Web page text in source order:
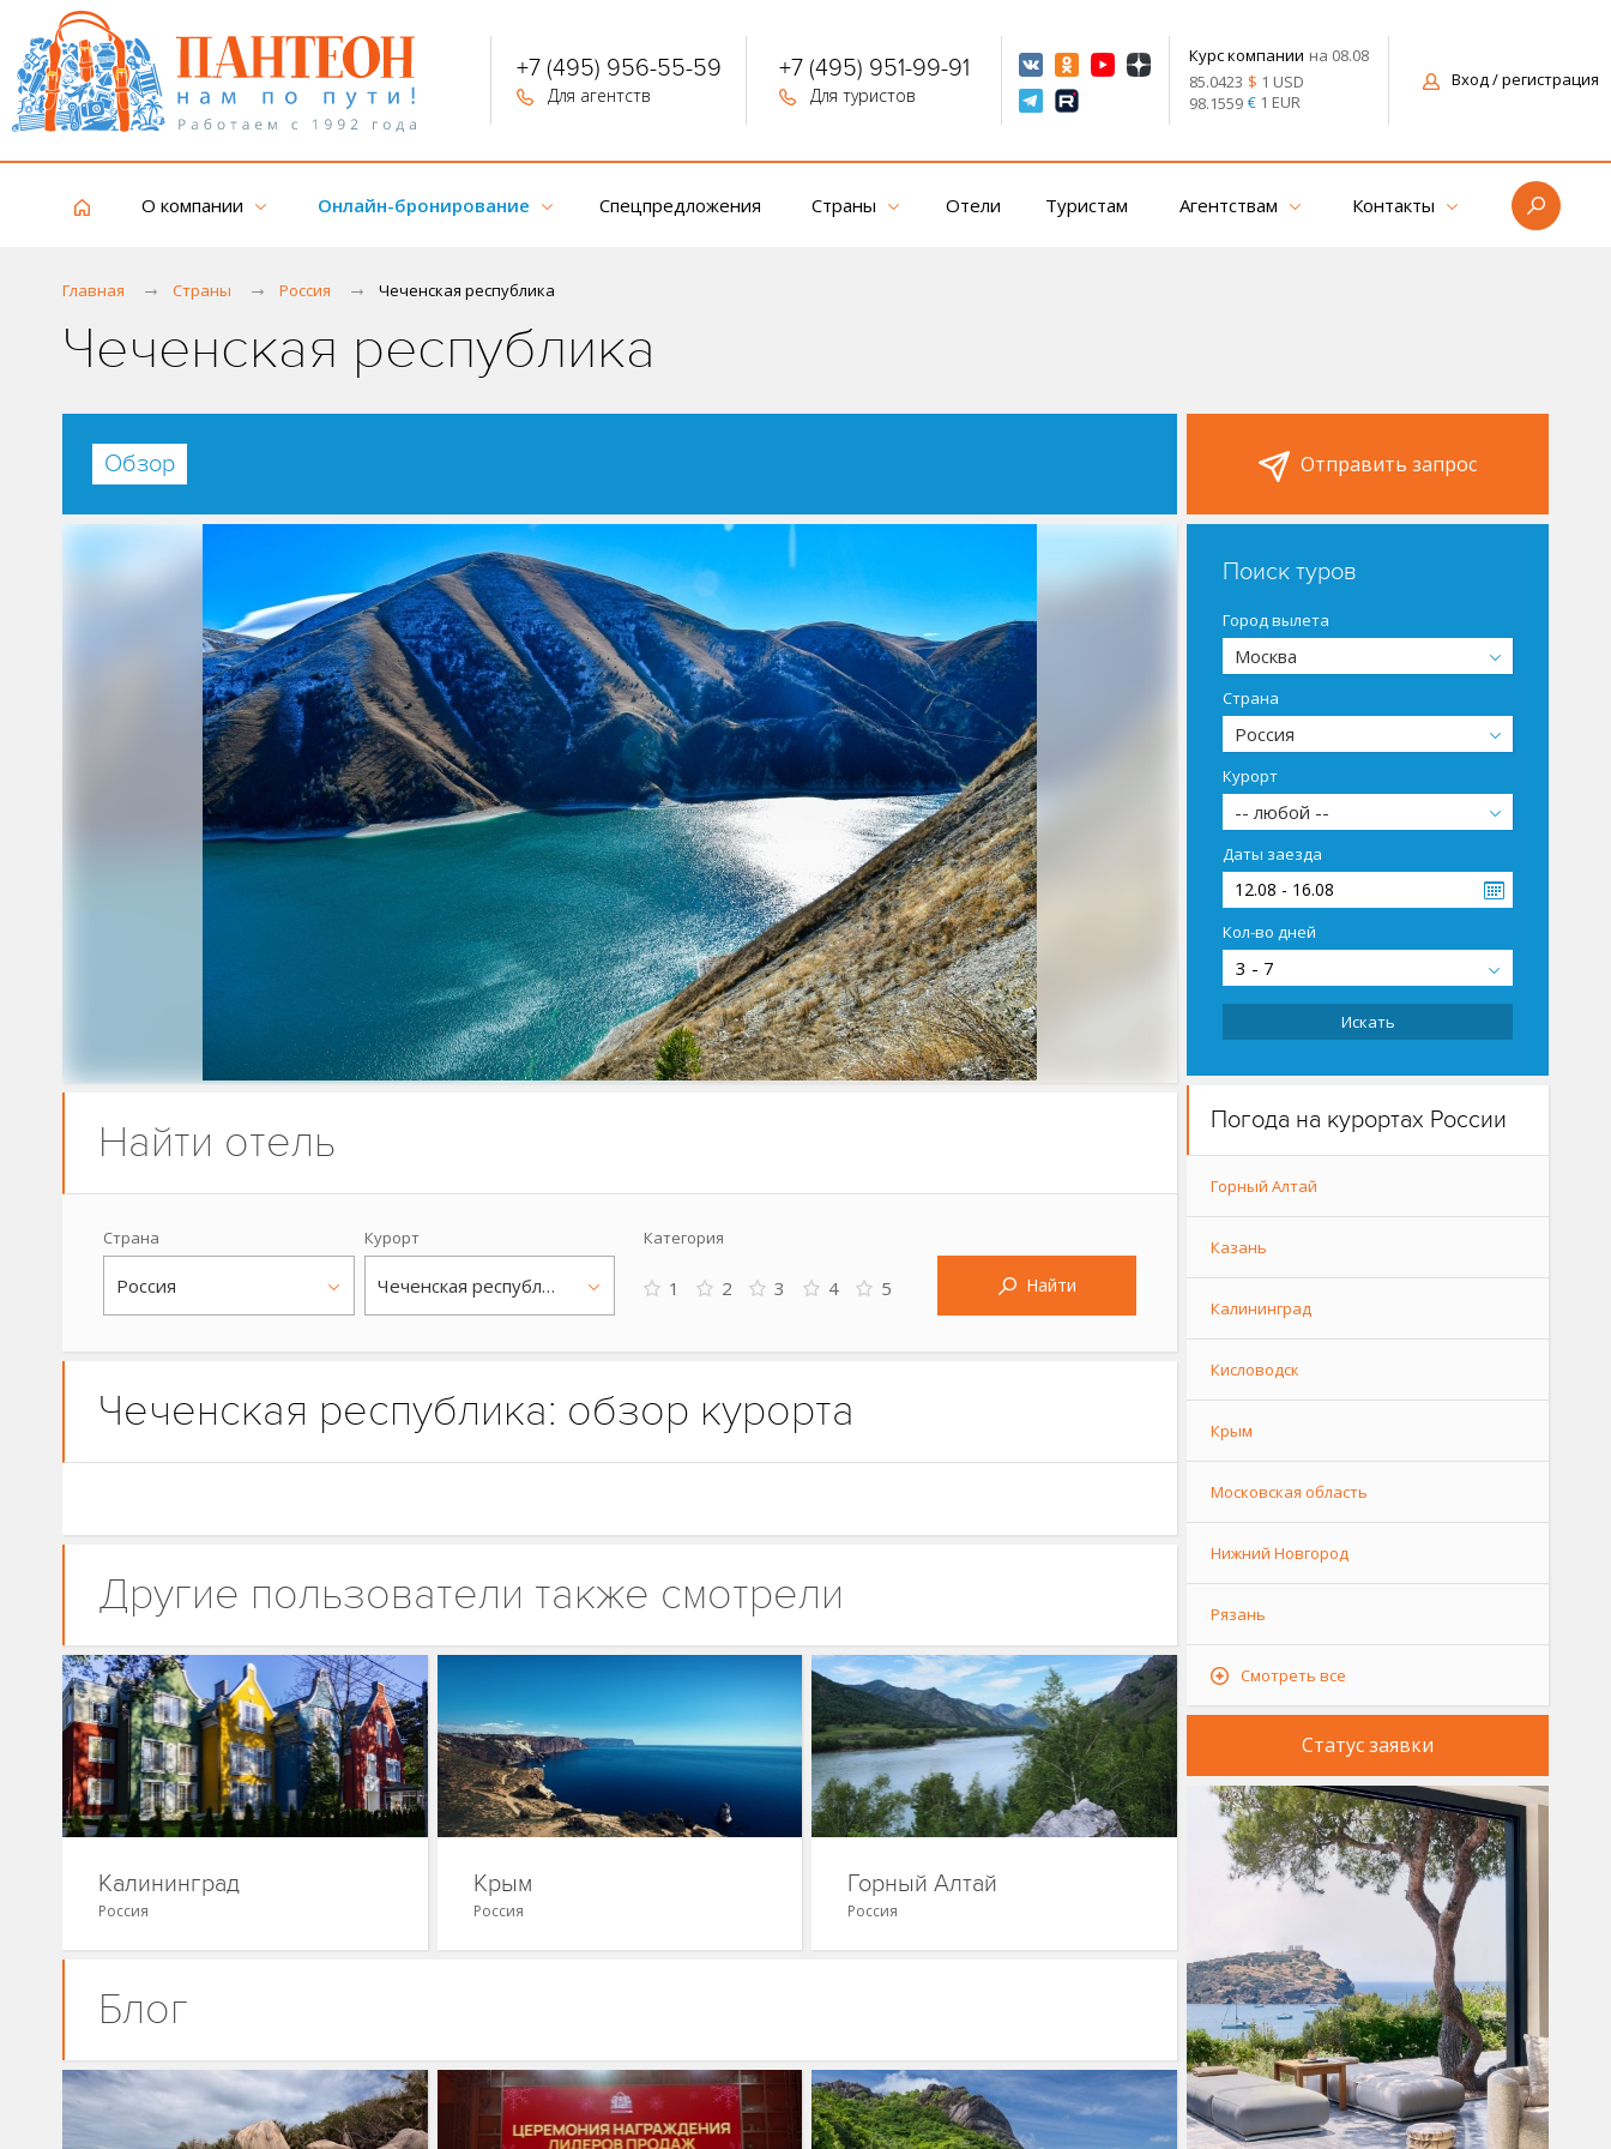
+7 (495) 956-55-59
Для агентств
+7 (495) 951-99-91
Для туристов
Курс компании на 08.08
85.0423 $ 1 USD
98.1559 €1 EUR
Вход/ регистрация
О компании Онлайн-бронирование Спецпредложения Страны Отели Туристам Агентствам Контакты
Главная Страны Россия Чеченская республика
Чеченская республика
Обзор
Найти отель
Страна
Россия
Курорт
Чеченская республика
Категория
1 2 3 4 5 Найти
Чеченская республика: обзор курорта
Другие пользователи также смотрели
Калининград
Россия
Крым
Россия
Горный Алтай
Россия
Блог
Отправить запрос
Поиск туров
Город вылета
Москва
Страна
Россия
Курорт
-- любой --
Даты заезда
12.08 - 16.08
Кол-во дней
3 - 7
Искать
Погода на курортах России
Горный Алтай
Казань
Калининград
Кисловодск
Крым
Московская область
Нижний Новгород
Рязань
Смотреть все
Статус заявки